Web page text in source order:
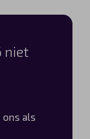
niet
ons als